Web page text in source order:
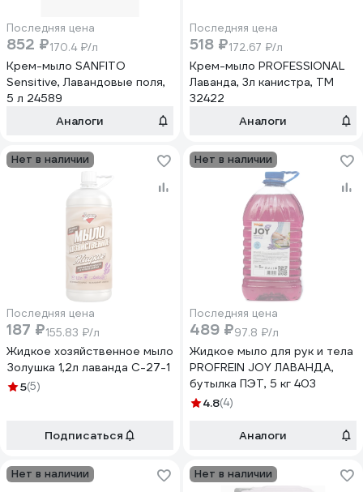
Последняя цена
852 ₽170.4 ₽/л
Крем-мыло SANFITO
Sensitive, Лавандовые поля,
5 л 24589
Аналоги
Последняя цена
518 ₽172.67 ₽/л
Крем-мыло PROFESSIONAL
Лаванда, 3л канистра, ТМ
32422
Аналоги
Нет в наличии
Последняя цена
187 ₽155.83 ₽/л
Жидкое хозяйственное мыло
Золушка 1,2л лаванда С-27-1
5(5)
Подписаться
Нет в наличии
Последняя цена
489 ₽97.8 ₽/л
Жидкое мыло для рук и тела
PROFREIN JOY ЛАВАНДА,
бутылка ПЭТ, 5 кг 403
4.8(4)
Аналоги
Нет в наличии Нет в наличии